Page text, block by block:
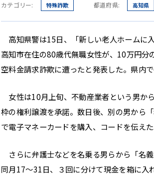
カテゴリー: 特殊詐欺 都道府県: 高知県
高知県警は15日、「新しい老人ホームに
高知市在住の80歳代無職女性が、10万円
空料金請求詐欺に遭ったと発表した。県内
女性は10月上旬、不動産業者という男か
枠の権利譲渡を承諾。数日後、別の男から
で電子マネーカードを購入、コードを伝えた
さらに弁護士などを名乗る男らから「名
同月17～31日、３回に分けて現金を箱に入